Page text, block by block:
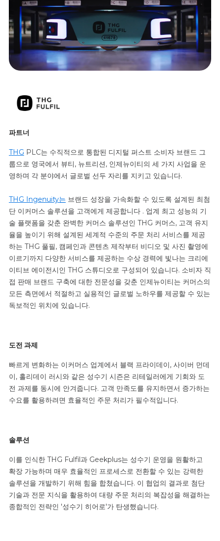
파트너
THG PLC는 수직적으로 통합된 디지털 퍼스트 소비자 브랜드 그
룹으로 영국에서 뷰티, 뉴트리션, 인제뉴이티의 세 가지 사업을 운
영하며 각 분야에서 글로벌 선두 자리를 지키고 있습니다.
THG Ingenuity는 브랜드 성장을 가속화할 수 있도록 설계된 최첨
단 이커머스 솔루션을 고객에게 제공합니다 . 업계 최고 성능의 기
술 플랫폼을 갖춘 완벽한 커머스 솔루션인 THG 커머스, 고객 유지
율을 높이기 위해 설계된 세계적 수준의 주문 처리 서비스를 제공
하는 THG 풀필, 캠페인과 콘텐츠 제작부터 비디오 및 사진 촬영에
이르기까지 다양한 서비스를 제공하는 수상 경력에 빛나는 크리에
이티브 에이전시인 THG 스튜디오로 구성되어 있습니다. 소비자 직
접 판매 브랜드 구축에 대한 전문성을 갖춘 인제뉴이티는 커머스의
모든 측면에서 적절하고 실용적인 글로벌 노하우를 제공할 수 있는
독보적인 위치에 있습니다.
도전 과제
빠르게 변화하는 이커머스 업계에서 블랙 프라이데이, 사이버 먼데
이, 홀리데이 러시와 같은 성수기 시즌은 리테일러에게 기회와 도
전 과제를 동시에 안겨줍니다. 고객 만족도를 유지하면서 증가하는
수요를 활용하려면 효율적인 주문 처리가 필수적입니다.
솔루션
이를 인식한 THG Fulfil과 Geekplus는 성수기 운영을 원활하고
확장 가능하며 매우 효율적인 프로세스로 전환할 수 있는 강력한
솔루션을 개발하기 위해 힘을 합쳤습니다. 이 협업의 결과로 첨단
기술과 전문 지식을 활용하여 대량 주문 처리의 복잡성을 해결하는
종합적인 전략인 '성수기 히어로'가 탄생했습니다.